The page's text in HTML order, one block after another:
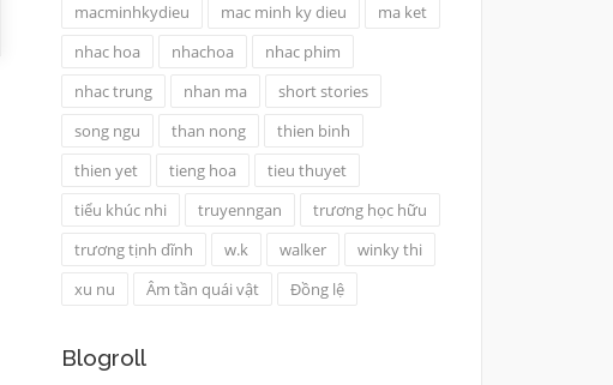
macminhkydieu
mac minh ky dieu
ma ket
nhac hoa
nhachoa
nhac phim
nhac trung
nhan ma
short stories
song ngu
than nong
thien binh
thien yet
tieng hoa
tieu thuyet
tiểu khúc nhi
truyenngan
trương học hữu
trương tịnh dĩnh
w.k walker
winky thi
xu nu
Âm tần quái vật Đồng lệ
Blogroll